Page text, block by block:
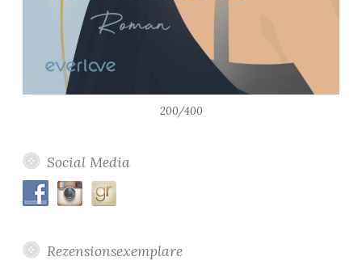
200/400
Social Media
Rezensionsexemplare